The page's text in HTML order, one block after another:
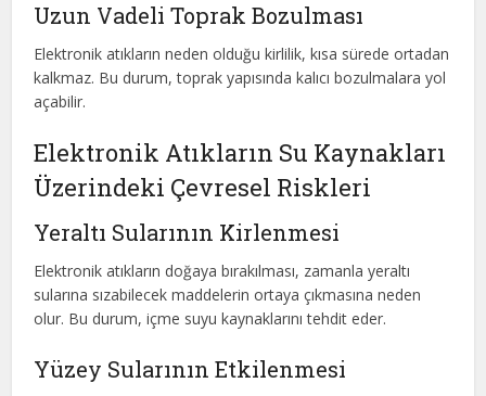
Uzun Vadeli Toprak Bozulması
Elektronik atıkların neden olduğu kirlilik, kısa sürede ortadan
kalkmaz. Bu durum, toprak yapısında kalıcı bozulmalara yol
açabilir.
Elektronik Atıkların Su Kaynakları
Üzerindeki Çevresel Riskleri
Yeraltı Sularının Kirlenmesi
Elektronik atıkların doğaya bırakılması, zamanla yeraltı
sularına sızabilecek maddelerin ortaya çıkmasına neden
olur. Bu durum, içme suyu kaynaklarını tehdit eder.
Yüzey Sularının Etkilenmesi